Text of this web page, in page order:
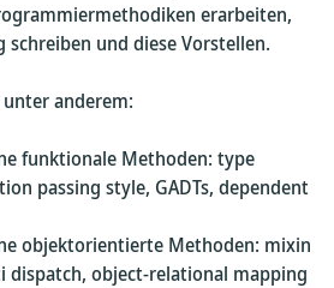
erarbeiten,
schreiben und diese Vorstellen.
anderem:
funktionale Methoden: type
passing style, GADTs, dependent
objektorientierte Methoden: mixin
dispatch, object-relational mapping